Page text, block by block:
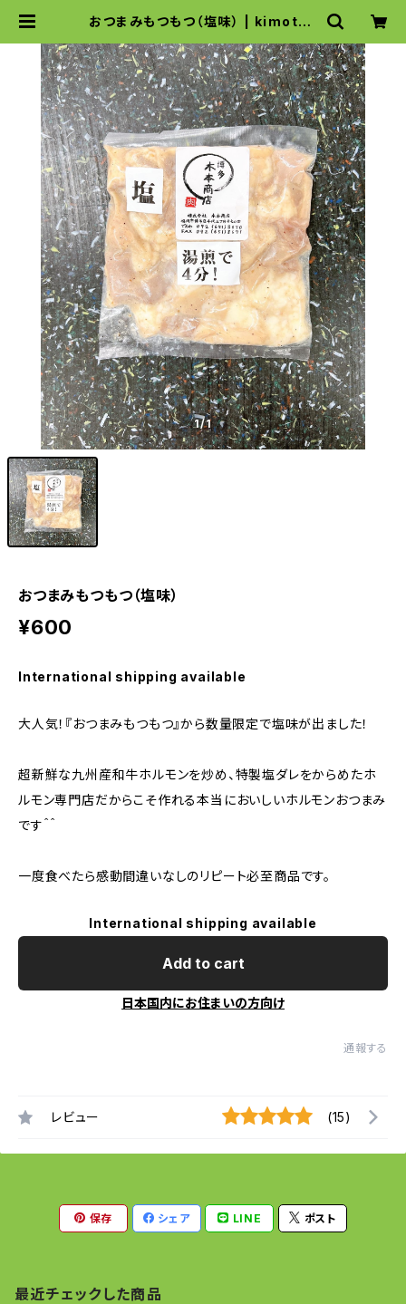
おつまみもつもつ（塩味） | kimotos
1/1
おつまみもつもつ（塩味）
¥600
International shipping available
大人気！『おつまみもつもつ』から数量限定で塩味が出ました！
超新鮮な九州産和牛ホルモンを炒め、特製塩ダレをからめたホ
ルモン専門店だからこそ作れる本当においしいホルモンおつまみ
です＾＾
一度食べたら感動間違いなしのリピート必至商品です。
International shipping available
Add to cart
日本国内にお住まいの方向け
通報する
レビュー (15)
保存 シェア LINE ポスト
最近チェックした商品